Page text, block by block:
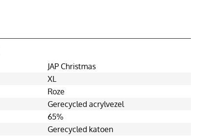
JAP Christmas
XL
Roze
Gerecycled acrylvezel
65%
Gerecycled katoen